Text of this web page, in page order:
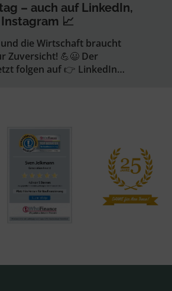
– auch auf LinkedIn,
📈
die Wirtschaft braucht
Zuversicht! 💪😃 Der
folgen auf 👉 LinkedIn…